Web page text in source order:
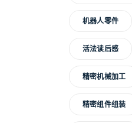
机器人零件
活法读后感
精密机械加工
精密组件组装